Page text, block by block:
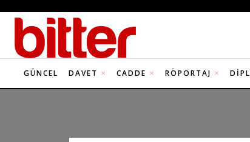
GÜNCEL DAVET CADDE RÖPORTAJ